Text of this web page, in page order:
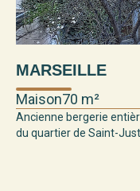
MARSEILLE
Maison70 m²
Ancienne bergerie
du quartier de Saint-